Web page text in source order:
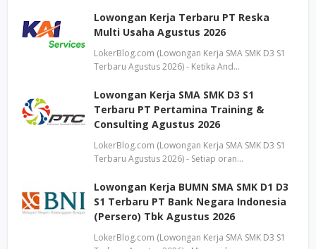
Lowongan Kerja Terbaru PT Reska
Multi Usaha Agustus 2026
LokerBlog.com (Lowongan Kerja SMA SMK D3 S1
Terbaru Agustus 2026) - Ketika And…
Lowongan Kerja SMA SMK D3 S1
Terbaru PT Pertamina Training &
Consulting Agustus 2026
LokerBlog.com (Lowongan Kerja SMA SMK D3 S1
Terbaru Agustus 2026) - Setiap oran…
Lowongan Kerja BUMN SMA SMK D1 D3
S1 Terbaru PT Bank Negara Indonesia
(Persero) Tbk Agustus 2026
LokerBlog.com (Lowongan Kerja SMA SMK D3 S1